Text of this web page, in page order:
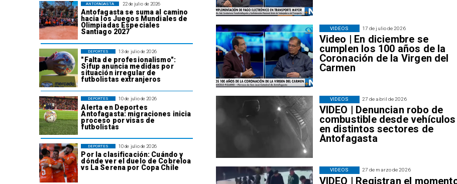
22 de julio de 2026
Antofagasta se suma al camino
hacia los Juegos Mundiales de
Olimpiadas Especiales
Santiago 2027
ANTOFAGASTA
13 de julio de 2026
"Falta de profesionalismo":
Sifup anuncia medidas por
situación irregular de
futbolistas extranjeros
DEPORTES
10 de julio de 2026
Alerta en Deportes
Antofagasta: migraciones inicia
proceso por visas de
futbolistas
DEPORTES
10 de julio de 2026
Por la clasificación: Cuándo y
dónde ver el duelo de Cobreloa
vs La Serena por Copa Chile
DEPORTES
17 de julio de 2026
Video | En diciembre se
cumplen los 100 años de la
Coronación de la Virgen del
Carmen
VIDEOS
27 de abril de 2026
VIDEO | Denuncian robo de
combustible desde vehículos
en distintos sectores de
Antofagasta
VIDEOS
27 de marzo de 2026
VIDEO | Registran el
VIDEOS